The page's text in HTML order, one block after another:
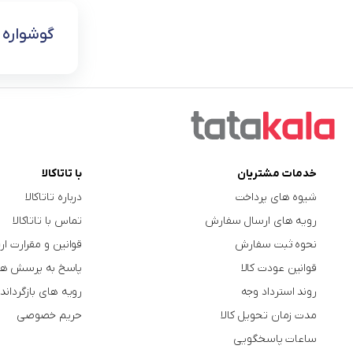
خدمات مشتریان
شیوه های پرداخت
رویه های ارسال سفارش
نحوه ثبت سفارش
قوانین عودت کالا
روند استرداد وجه
مدت زمان تحویل کالا
ساعات پاسخگویی
با تاتاکالا
درباره تاتاکالا
تماس با تاتاکالا
قوانین و مقرارت
پاسخ به پرسش
رویه های
حریم خصوصی